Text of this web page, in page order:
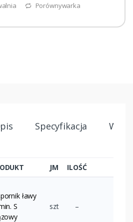
Porównywarka
Specyfikacja
JM ILOŚĆ
ławy
S
szt –